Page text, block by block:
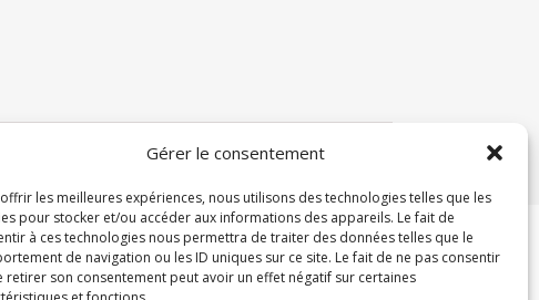
Gérer le consentement
les meilleures expériences, nous utilisons des technologies telles que les
pour stocker et/ou accéder aux informations des appareils. Le fait de
à ces technologies nous permettra de traiter des données telles que le
de navigation ou les ID uniques sur ce site. Le fait de ne pas consentir
retirer son consentement peut avoir un effet négatif sur certaines